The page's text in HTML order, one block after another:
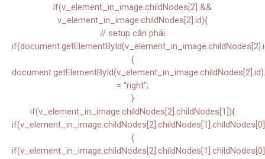
if(v_element_in_image.childNodes[2] &&
v_element_in_image.childNodes[2].id){
// setup căn phải
{
= “right”;
}
if(v_element_in_image.childNodes[2].childNodes[1]){
{